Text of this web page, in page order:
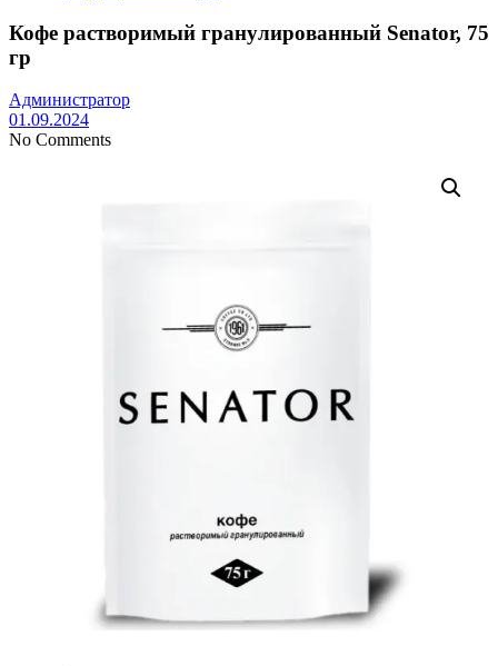
Кофе растворимый гранулированный Senator, 75
гр
Администратор
01.09.2024
No Comments